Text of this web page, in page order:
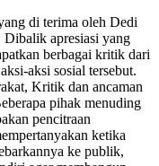
di terima oleh Dedi
Dibalik apresiasi yang
berbagai kritik dari
aksi sosial tersebut.
Kritik dan ancaman
pihak menuding
pencitraan
ketika
ke publik,